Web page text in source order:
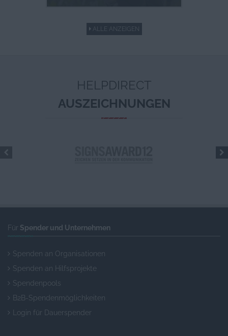
ALLE ANZEIGEN
HELPDIRECT
AUSZEICHNUNGEN
Für Spender und Unternehmen
Spenden an Organisationen
Spenden an Hilfsprojekte
Spendenpools
B2B-Spendenmöglichkeiten
Login für Dauerspender